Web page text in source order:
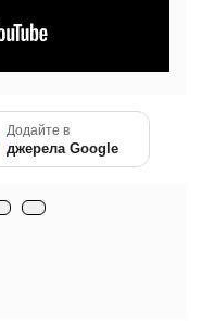
Додайте в
джерела Google